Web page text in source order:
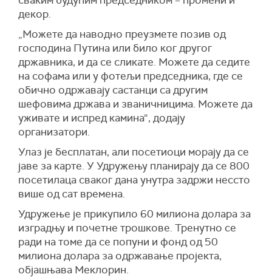
декор.
„Можете да наводно преузмете позив од
господина Путина или било ког другог
државника, и да се сликате. Можете да седите
на софама или у фотељи председника, где се
обично одржавају састанци са другим
шефовима држава и званичницима. Можете да
уживате и испред камина“, додају
организатори.
Улаз је бесплатан, али посетиоци морају да се
јаве за карте. У Удружењу планирају да се 800
посетилаца сваког дана унутра задржи нессто
више од сат времена.
Удружење је прикупило 60 милиона долара за
изградњу и почетне трошкове. Тренутно се
ради на томе да се попуни и фонд од 50
милиона долара за одржавање пројекта,
објашњава Меклорин.